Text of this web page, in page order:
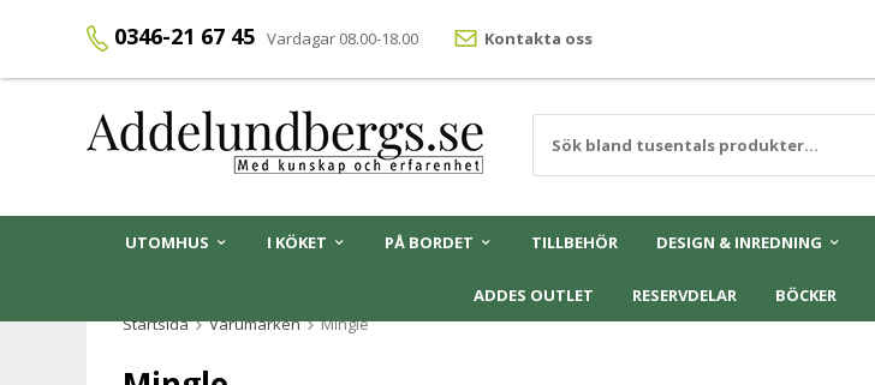
0346-21 67 45 Vardagar 08.00-18.00 Kontakta oss
UTOMHUS I KÖKET PÅ BORDET TILLBEHÖR DESIGN & INREDNING
ADDES OUTLET RESERVDELAR BÖCKER
Startsida
Varumärken Mingle